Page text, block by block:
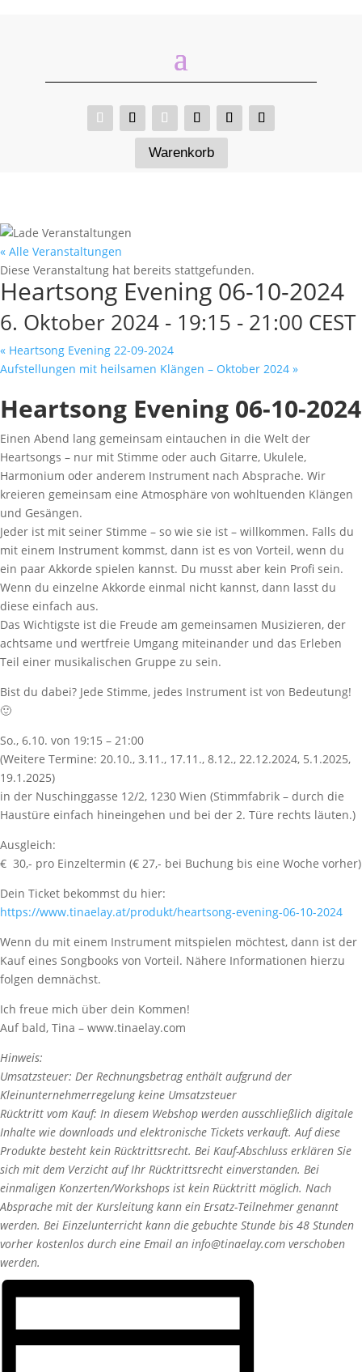
Warenkorb
« Alle Veranstaltungen
Diese Veranstaltung hat bereits stattgefunden.
Heartsong Evening 06-10-2024
6. Oktober 2024 - 19:15 - 21:00 CEST
« Heartsong Evening 22-09-2024
Aufstellungen mit heilsamen Klängen – Oktober 2024 »
Heartsong Evening 06-10-2024
Einen Abend lang gemeinsam eintauchen in die Welt der
Heartsongs – nur mit Stimme oder auch Gitarre, Ukulele,
Harmonium oder anderem Instrument nach Absprache. Wir
kreieren gemeinsam eine Atmosphäre von wohltuenden Klängen
und Gesängen.
Jeder ist mit seiner Stimme – so wie sie ist – willkommen. Falls du
mit einem Instrument kommst, dann ist es von Vorteil, wenn du
ein paar Akkorde spielen kannst. Du musst aber kein Profi sein.
Wenn du einzelne Akkorde einmal nicht kannst, dann lasst du
diese einfach aus.
Das Wichtigste ist die Freude am gemeinsamen Musizieren, der
achtsame und wertfreie Umgang miteinander und das Erleben
Teil einer musikalischen Gruppe zu sein.
Bist du dabei? Jede Stimme, jedes Instrument ist von Bedeutung!
🙂
So., 6.10. von 19:15 – 21:00
(Weitere Termine: 20.10., 3.11., 17.11., 8.12., 22.12.2024, 5.1.2025,
19.1.2025)
in der Nuschinggasse 12/2, 1230 Wien (Stimmfabrik – durch die
Haustüre einfach hineingehen und bei der 2. Türe rechts läuten.)
Ausgleich:
€ 30,- pro Einzeltermin (€ 27,- bei Buchung bis eine Woche vorher)
Dein Ticket bekommst du hier:
https://www.tinaelay.at/produkt/heartsong-evening-06-10-2024
Wenn du mit einem Instrument mitspielen möchtest, dann ist der
Kauf eines Songbooks von Vorteil. Nähere Informationen hierzu
folgen demnächst.
Ich freue mich über dein Kommen!
Auf bald, Tina – www.tinaelay.com
Hinweis:
Umsatzsteuer: Der Rechnungsbetrag enthält aufgrund der
Kleinunternehmerregelung keine Umsatzsteuer
Rücktritt vom Kauf: In diesem Webshop werden ausschließlich digitale
Inhalte wie downloads und elektronische Tickets verkauft. Auf diese
Produkte besteht kein Rücktrittsrecht. Bei Kauf-Abschluss erklären Sie
sich mit dem Verzicht auf Ihr Rücktrittsrecht einverstanden. Bei
einmaligen Konzerten/Workshops ist kein Rücktritt möglich. Nach
Absprache mit der Kursleitung kann ein Ersatz-Teilnehmer genannt
werden. Bei Einzelunterricht kann die gebuchte Stunde bis 48 Stunden
vorher kostenlos durch eine Email an info@tinaelay.com verschoben
werden.